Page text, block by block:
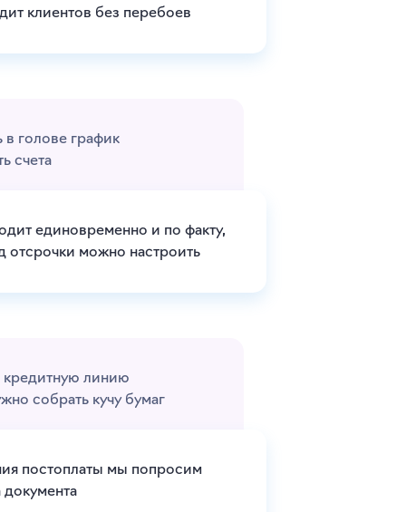
голове график
счета
линию
собрать кучу бумаг
единовременно и по факту,
отсрочки можно настроить
постоплаты мы попросим
документа
клиентов без перебоев